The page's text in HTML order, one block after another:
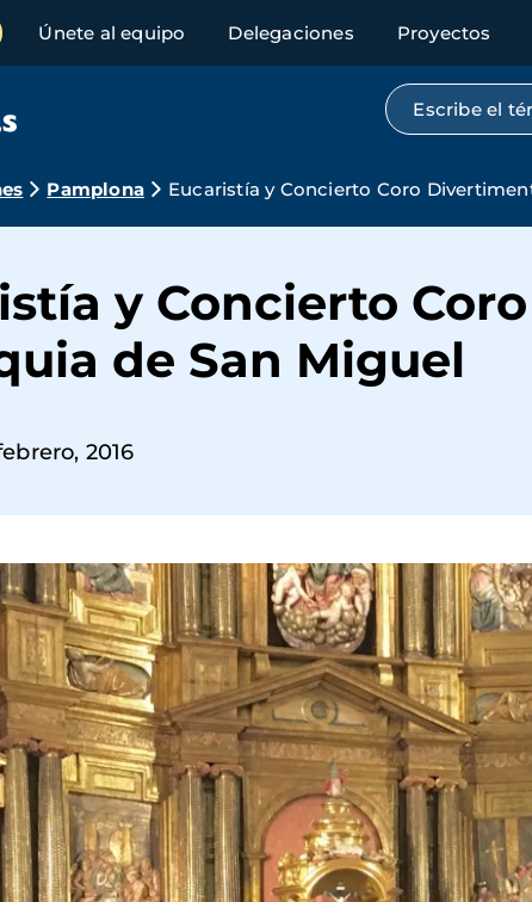
Únete al equipo Delegaciones Proyectos
Búsqueda
Pamplona Eucaristía y Concierto Coro
y Concierto
de San Miguel
2016